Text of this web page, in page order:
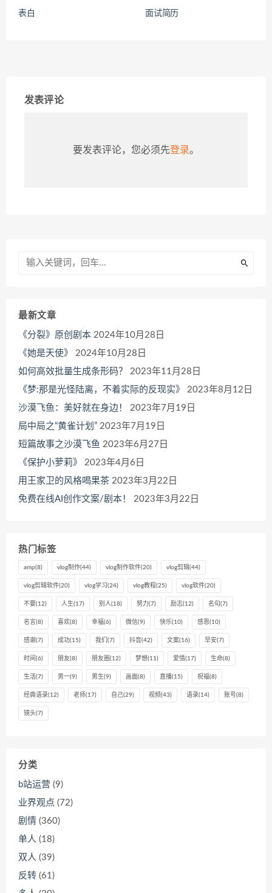
表白 面试简历
发表评论
要发表评论，您必须先登录。
最新文章
《分裂》原创剧本 2024年10月28日
《她是天使》
2024年10月28日
如何高效批量生成条形码？
2023年11月28日
《梦:那是光怪陆离，不着实际的反现实》
2023年8月12日
沙漠飞鱼：美好就在身边！
2023年7月19日
局中局之“黄雀计划” 2023年7月19日
短篇故事之沙漠飞鱼 2023年6月27日
《保护小萝莉》
2023年4月6日
用王家卫的风格喝果茶 2023年3月22日
免费在线AI创作文案/剧本！
2023年3月22日
热门标签
amp(8) vlog制作(44) vlog制作软件(20) vlog剪辑(44)
vlog剪辑软件(20) vlog学习(24) vlog教程(25) vlog软件(20)
不要(12) 人生(17) 别人(18) 努力(7) 励志(12) 名句(7)
名言 (8) 喜欢(8) 幸福(6) 微信(9) 快乐(10) 感恩(10)
感谢(7) 成功(15) 我们 (7) 抖音(42) 文案(16) 早安(7)
时间 (6) 朋友(8) 朋友圈 (12) 梦想(11) 爱情(17) 生命(8)
生活(7) 男一(9) 男生(9) 画面(8) 直播(15) 祝福(8)
经典语录(12) 老师(17) 自己(29) 视频(43) 语录(14) 账号(8)
镜头(7)
分类
b站运营 (9)
业界观点 (72)
剧情 (360)
单人 (18)
双人 (39)
反转 (61)